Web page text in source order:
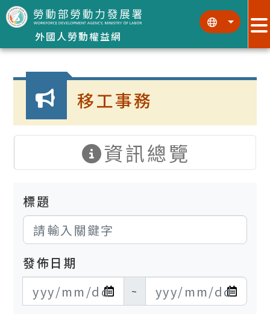
跳到主要內容區塊
外國人勞動權益網
::: :::
:::
移工事務
資訊總覽
標題
發佈日期
發布日期開始
~
發布日期結束